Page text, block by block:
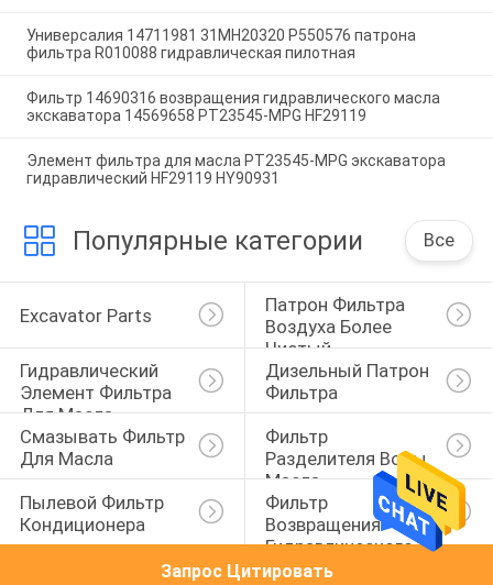
Универсалия 14711981 31MH20320 P550576 патрона
фильтра R010088 гидравлическая пилотная
Фильтр 14690316 возвращения гидравлического масла
экскаватора 14569658 PT23545-MPG HF29119
Элемент фильтра для масла PT23545-MPG экскаватора
гидравлический HF29119 HY90931
Популярные категории Все
Excavator Parts
Патрон Фильтра
Воздуха Более
Чистый
Гидравлический
Элемент Фильтра
Для Масла
Дизельный Патрон
Фильтра
Смазывать Фильтр
Для Масла
Фильтр
Разделителя Воды
Масла
Пылевой Фильтр
Кондиционера
Фильтр
Возвращения
Гидравлического
Масла
Запрос Цитировать